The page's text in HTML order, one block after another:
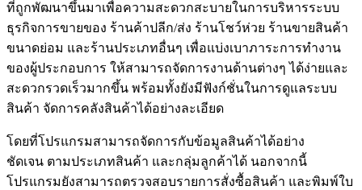
ที่ถูกพัฒนาขึ้นมาเพื่อความสะดวกสะบายในการบริหารระบบ
ธุรกิจการขายของ ร้านค้าปลีก/ส่ง ร้านโชว์ห่วย ร้านขายสินค้า
ขนาดย่อม และร้านประเภทอื่นๆ เพื่อแบ่งเบาภาระการทำงาน
ของผู้ประกอบการ ให้สามารถจัดการงานด้านต่างๆ ได้ง่ายและ
สะดวกรวดเร็วมากขึ้น พร้อมทั้งยังมีฟังก์ชั่นในการดูแลระบบ
สินค้า จัดการคลังสินค้าได้อย่างละเอียด
โดยที่โปรแกรมสามารถจัดการกับข้อมูลสินค้าได้อย่าง
ชัดเจน ตามประเภทสินค้า และกลุ่มลูกค้าได้ นอกจากนี้
โปรแกรมยังสามารถตรวจสอบรายการสั่งซื้อสินค้า และพิมพ์ใบ